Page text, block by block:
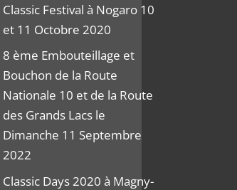
Classic Festival à Nogaro 10
et 11 Octobre 2020
8 ème Embouteillage et
Bouchon de la Route
Nationale 10 et de la Route
des Grands Lacs le
Dimanche 11 Septembre
2022
Classic Days 2020 à Magny-